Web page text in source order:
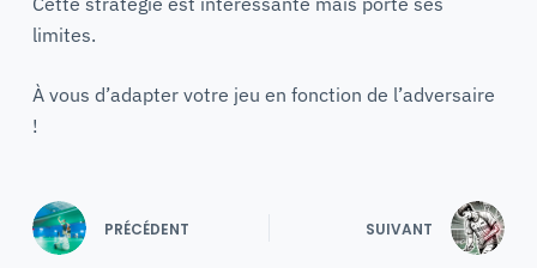
limites.
À vous d’adapter votre jeu en fonction de l’adversaire
!
PRÉCÉDENT SUIVANT